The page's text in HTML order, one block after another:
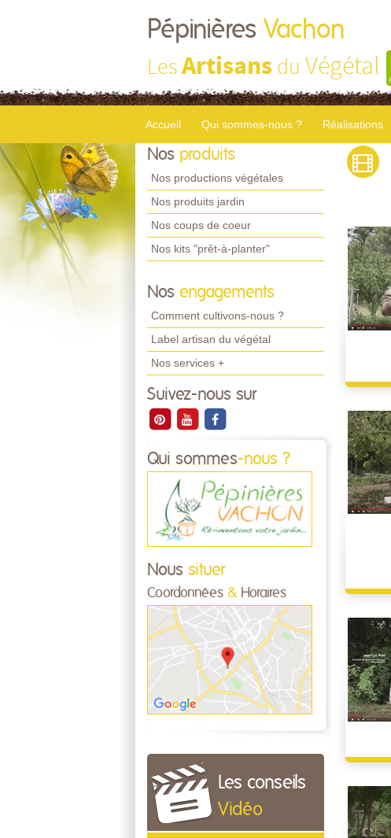
Pépinières Vachon
LesArtisans du Végétal
Accueil Qui sommes-nous ? Réalisations
Nos produits
Nos productions végétales
Nos produits jardin
Nos coups de coeur
Nos kits "prêt-à-planter"
Nos engagements
Comment cultivons-nous ?
Label artisan du végétal
Nos services +
Suivez-nous sur
Qui sommes-nous ?
Nous situer
Coordonnées & Horaires
Les conseils
Vidéo